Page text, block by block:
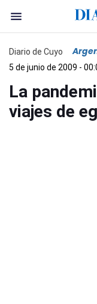
Diario de Cuyo
5 de junio de 2009 -
La
viajes de